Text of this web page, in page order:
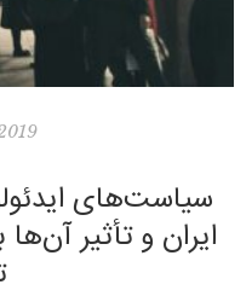
سیاست‌های
ایران و تأثیر